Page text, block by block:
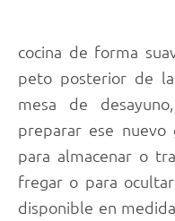
cocina de forma
peto posterior de
mesa de
preparar ese nuevo
para almacenar o
fregar o para
disponible en